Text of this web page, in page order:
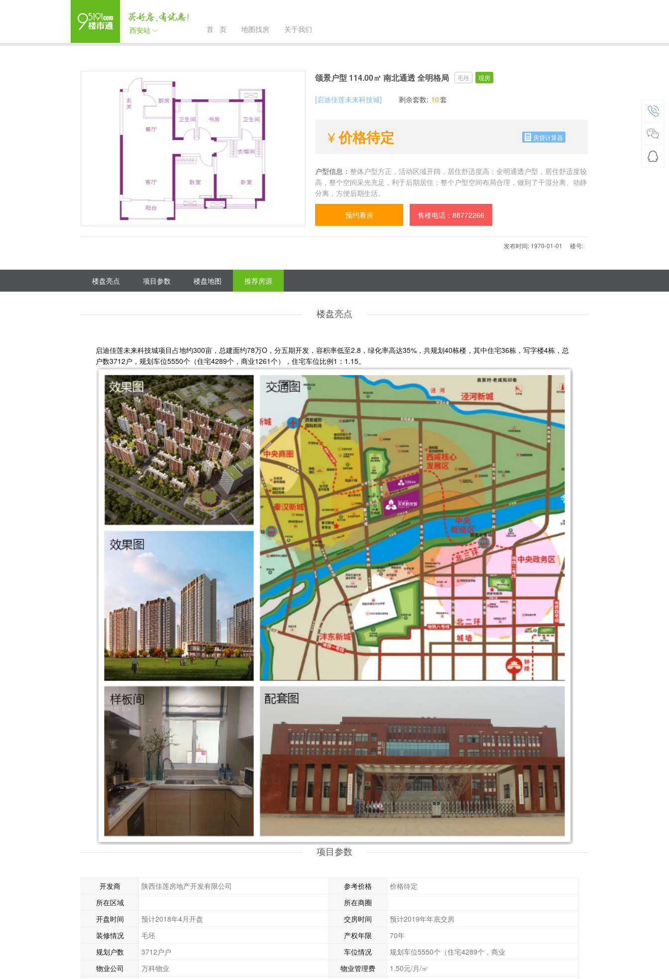
西安站 首 页 地图找房 关于我们
颌景户型 114.00㎡ 南北通透 全明格局 毛坯 现房
[启迪佳莲未来科技城] 剩余套数: 10套
价格待定 房贷计算器
户型信息： 整体户型方正，活动区域开阔，居住舒适度高；全明通透户型，居住舒适度较
高，整个空间采光充足，利于后期居住；整个户型空间布局合理，做到了干湿分离、动静
分离，方便后期生活。
预约看房 售楼电话：88772266
发布时间: 1970-01-01 楼号:
楼盘亮点 项目参数 楼盘地图 推荐房源
楼盘亮点
启迪佳莲未来科技城项目占地约300亩，总建面约78万O，分五期开发，容积率低至2.8，绿化率高达35%，共规划40栋楼，其中住宅36栋，写字楼4栋，总
户数3712户，规划车位5550个（住宅4289个，商业1261个），住宅车位比例1：1.15。
项目参数
开发商 陕西佳莲房地产开发有限公司 参考价格
价格待定
所在区域
所在商圈
开盘时间
预计2018年4月开盘 交房时间
预计2019年年底交房
装修情况
毛坯 产权年限
70年
规划户数
3712户户 车位情况
规划车位5550个（住宅4289个，商业
物业公司
万科物业 物业管理费
1.50元/月/㎡